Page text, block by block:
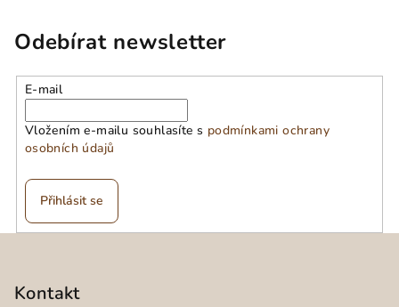
Odebírat newsletter
E-mail
Vložením e-mailu souhlasíte s podmínkami ochrany
osobních údajů
Přihlásit se
Kontakt